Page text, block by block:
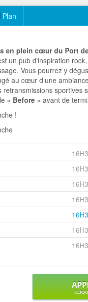
Plan
en plein cœur du Port
un pub d'inspiration
Vous pourrez y
au cœur d’une
retransmissions sportives
« Before » avant de
!